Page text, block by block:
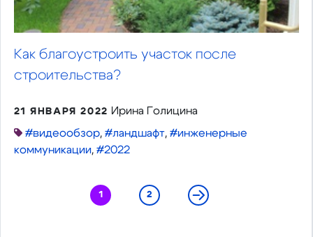
Как благоустроить участок после
строительства?
21 ЯНВАРЯ 2022 Ирина Голицина
#видеообзор, #ландшафт, #инженерные
коммуникации, #2022
1 2